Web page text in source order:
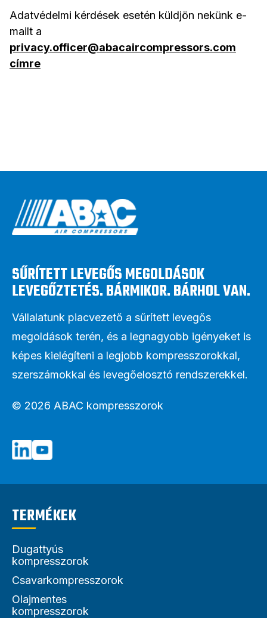
Adatvédelmi kérdések esetén küldjön nekünk e-
mailt a
privacy.officer@abacaircompressors.com
címre
SŰRÍTETT LEVEGŐS MEGOLDÁSOK
LEVEGŐZTETÉS. BÁRMIKOR. BÁRHOL VAN.
Vállalatunk piacvezető a sűrített levegős
megoldások terén, és a legnagyobb igényeket is
képes kielégíteni a legjobb kompresszorokkal,
szerszámokkal és levegőelosztó rendszerekkel.
© 2026 ABAC kompresszorok
TERMÉKEK
Dugattyús
kompresszorok
Csavarkompresszorok
Olajmentes
kompresszorok